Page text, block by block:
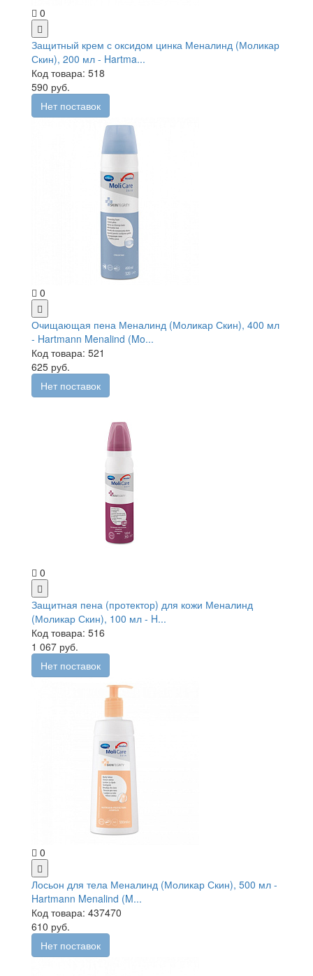
0
Защитный крем с оксидом цинка Меналинд (Моликар
Скин), 200 мл - Hartma...
Код товара: 518
590 руб.
Нет поставок
0
Очищающая пена Меналинд (Моликар Скин), 400 мл
- Hartmann Menalind (Mo...
Код товара: 521
625 руб.
Нет поставок
0
Защитная пена (протектор) для кожи Меналинд
(Моликар Скин), 100 мл - H...
Код товара: 516
1 067 руб.
Нет поставок
0
Лосьон для тела Меналинд (Моликар Скин), 500 мл -
Hartmann Menalind (M...
Код товара: 437470
610 руб.
Нет поставок